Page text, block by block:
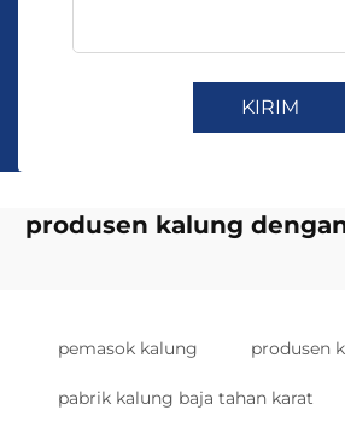
KIRIM
produsen kalung
pemasok kalung produsen
pabrik kalung baja tahan karat